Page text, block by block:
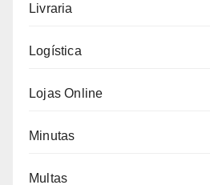
Livraria
Logística
Lojas Online
Minutas
Multas